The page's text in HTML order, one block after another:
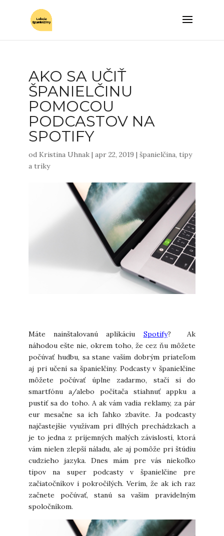
AKO SA UČIŤ
ŠPANIELČINU
POMOCOU
PODCASTOV NA
SPOTIFY
od Kristina Uhnak| apr 22, 2019 | španielčina, tipy
a triky
Máte nainštalovanú aplikáciu Spotify? Ak
náhodou ešte nie, okrem toho, že cez ňu môžete
počúvať hudbu, sa stane vaším dobrým priateľom
aj pri učení sa španielčiny. Podcasty v španielčine
môžete počúvať úplne zadarmo, stačí si do
smartfónu a/alebo počítača stiahnuť appku a
pustiť sa do toho. A ak vám vadia reklamy, za pár
eur mesačne sa ich ľahko zbavíte. Ja podcasty
najčastejšie využívam pri dlhých prechádzkach a
je to jedna z príjemných malých závislostí, ktorá
vám nielen zlepší náladu, ale aj pomôže pri štúdiu
cudzieho jazyka. Dnes mám pre vás niekoľko
tipov na super podcasty v španielčine pre
začiatočníkov i pokročilých. Verím, že ak ich raz
začnete počúvať, stanú sa vašim pravidelným
spoločníkom.